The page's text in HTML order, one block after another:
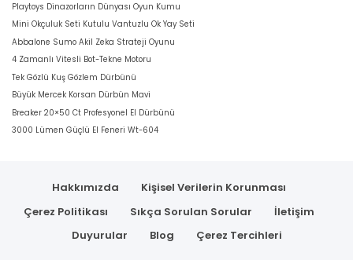
Playtoys Dinazorların Dünyası Oyun Kumu
Mini Okçuluk Seti Kutulu Vantuzlu Ok Yay Seti
Abbalone Sumo Akil Zeka Strateji Oyunu
4 Zamanlı Vitesli Bot-Tekne Motoru
Tek Gözlü Kuş Gözlem Dürbünü
Büyük Mercek Korsan Dürbün Mavi
Breaker 20×50 Ct Profesyonel El Dürbünü
3000 Lümen Güçlü El Feneri Wt-604
Hakkımızda
Kişisel Verilerin Korunması
Çerez Politikası
Sıkça Sorulan Sorular
İletişim
Duyurular
Blog Çerez Tercihleri